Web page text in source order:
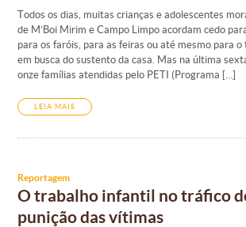
Todos os dias, muitas crianças e adolescentes
de M’Boi Mirim e Campo Limpo acordam cedo
para os faróis, para as feiras ou até mesmo para o
em busca do sustento da casa. Mas na última
onze famílias atendidas pelo PETI (Programa […]
LEIA MAIS
Reportagem
O trabalho infantil no tráfico
punição das vítimas